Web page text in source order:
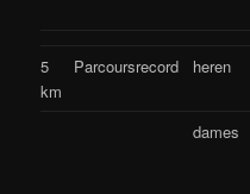
5
km
Parcoursrecord heren
dames